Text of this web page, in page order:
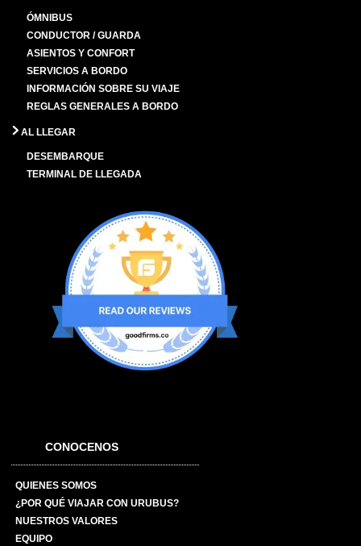
ÓMNIBUS
CONDUCTOR / GUARDA
ASIENTOS Y CONFORT
SERVICIOS A BORDO
INFORMACIÓN SOBRE SU VIAJE
REGLAS GENERALES A BORDO
AL LLEGAR
DESEMBARQUE
TERMINAL DE LLEGADA
CONOCENOS
QUIENES SOMOS
¿POR QUÉ VIAJAR CON URUBUS?
NUESTROS VALORES
EQUIPO